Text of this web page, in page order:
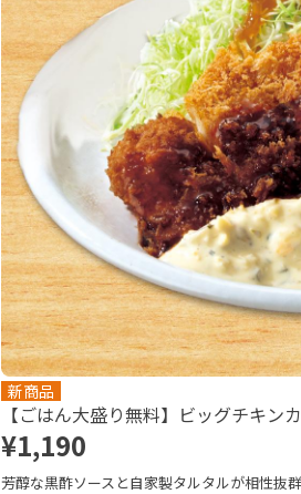
新商品
【ごはん大盛り無料】ビッグチキン
¥1,190
芳醇な黒酢ソースと自家製タルタルが相性抜